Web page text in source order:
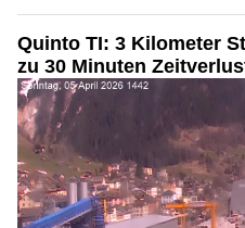
Quinto TI: 3 Kilometer
zu 30 Minuten